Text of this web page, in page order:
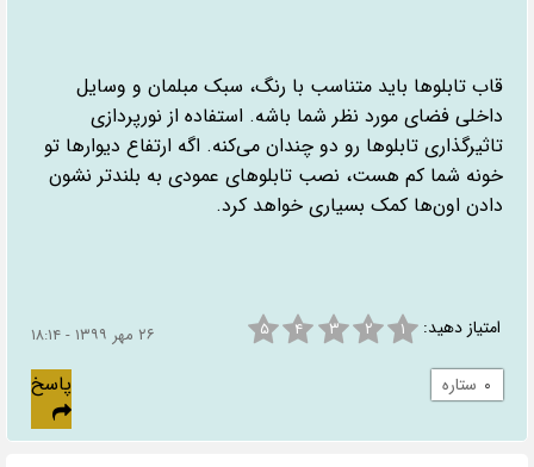
قاب تابلوها باید متناسب با رنگ، سبک مبلمان و وسایل
داخلی فضای مورد نظر شما باشه. استفاده از نورپردازی
تاثیرگذاری تابلوها رو دو چندان می‌کنه. اگه ارتفاع دیوارها تو
خونه شما کم هست، نصب تابلوهای عمودی به بلندتر نشون
دادن اون‌ها کمک بسیاری خواهد کرد.
امتیاز دهید: ۱ ۲ ۳ ۴ ۵ ۲۶ مهر ۱۳۹۹ - ۱۸:۱۴
ستاره پاسخ